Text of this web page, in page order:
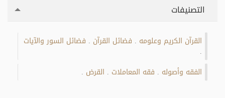
التصنيفات
القرآن الكريم وعلومه فضائل القرآن فضائل السور والآيات
الفقه وأصوله فقه المعاملات القرض